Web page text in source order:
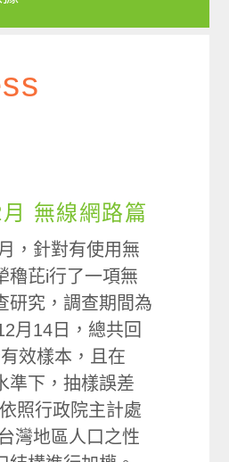
無線網路篇
，針對有使用無
穭芘i行了一項無
研究，調查期間為
月14日，總共回
效樣本，且在
準下，抽樣誤差
照行政院主計處
灣地區人口之性